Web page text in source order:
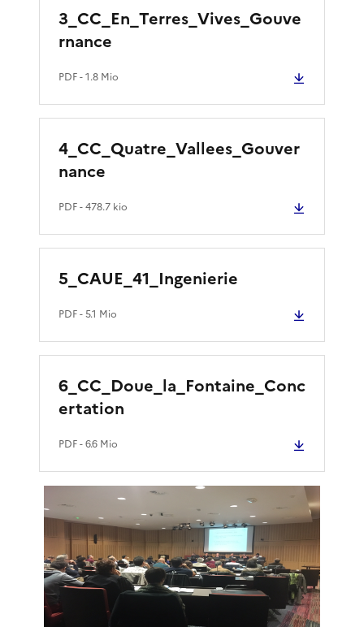
3_CC_En_Terres_Vives_Gouve
rnance
PDF- 1.8 Mio
4_CC_Quatre_Vallees_Gouver
nance
PDF- 478.7 kio
5_CAUE_41_Ingenierie
PDF- 5.1 Mio
6_CC_Doue_la_Fontaine_Conc
ertation
PDF- 6.6 Mio